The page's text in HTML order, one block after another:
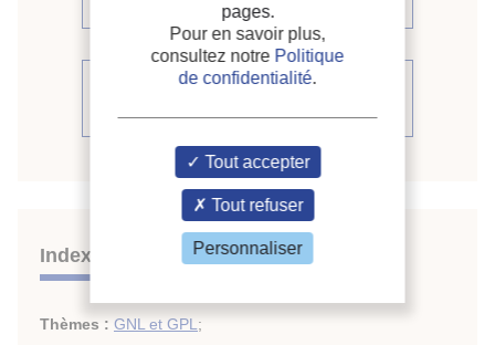
Voir le compte rendu de la
Indexation
Thèmes : GNL et GPL ;
pages.
Pour en savoir plus,
consultez notre Politique
de confidentialité.
Tout accepter
Tout refuser
Personnaliser